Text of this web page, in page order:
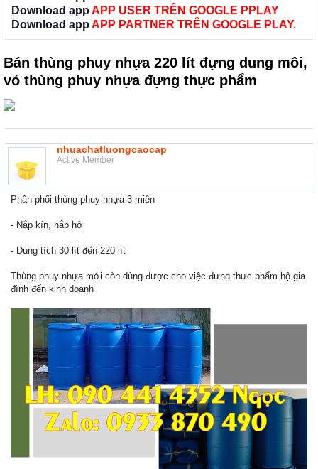
Download app APP USER TRÊN GOOGLE PPLAY
Download app APP PARTNER TRÊN GOOGLE PLAY.
Bán thùng phuy nhựa 220 lít đựng dung môi,
vỏ thùng phuy nhựa đựng thực phẩm
nhuachatluongcaocap
Active Member
Phân phối thùng phuy nhựa 3 miền
- Nắp kín, nắp hở
- Dung tích 30 lít đến 220 lít
Thùng phuy nhựa mới còn dùng được cho việc đựng thực phẩm hộ gia
đình đến kinh doanh